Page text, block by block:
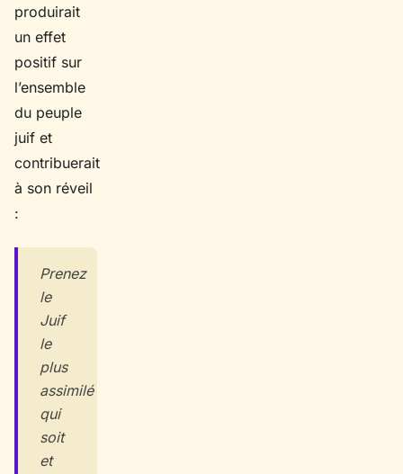
produirait
un effet
positif sur
l’ensemble
du peuple
juif et
contribuerait
à son réveil
:
Prenez
le
Juif
le
plus
assimilé
qui
soit
et